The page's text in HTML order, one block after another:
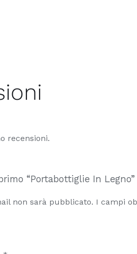
recensioni.
“Portabottiglie In Legno”
non sarà pubblicato. I campi